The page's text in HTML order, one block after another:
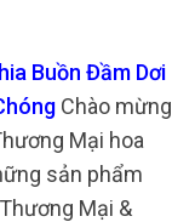
Buồn Đầm Dơi
Chào mừng
Mại hoa
sản phẩm
Mại &